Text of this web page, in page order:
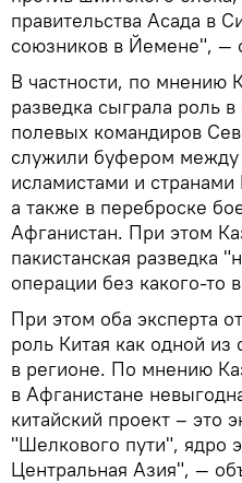
правительства Асада в
союзников в Йемене", —
В частности, по мнению
разведка сыграла роль
полевых командиров
служили буфером
исламистами и
а также в переброске
Афганистан. При этом
пакистанская разведка
операции без какого-то
При этом оба эксперта
роль Китая как одной из
в регионе. По мнению
в Афганистане
китайский проект – это
"Шелкового пути", ядро
Центральная Азия", —